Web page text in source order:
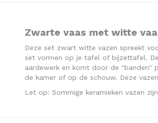
Zwarte vaas met witte
Deze set zwart witte vazen spreekt
set vormen op je tafel of bijzettafel.
aardewerk en komt door de "banden"
de kamer of op de schouw. Deze
Let op: Sommige keramieken vazen